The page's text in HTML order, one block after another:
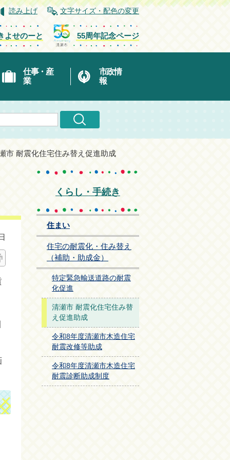
読み上げ 文字サイズ・配色の変更
よせのーと 55周年記念ページ
仕事・産
業
市政情
報
市 耐震化住宅住み替え促進助成
くらし・手続き
住まい
住宅の耐震化・住み替え
（補助・助成金）
特定緊急輸送道路の耐震
化促進
清瀬市 耐震化住宅住み替
え促進助成
令和8年度清瀬市木造住宅
耐震改修等助成
令和8年度清瀬市木造住宅
耐震診断助成制度